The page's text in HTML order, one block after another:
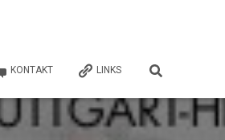
KONTAKT LINKS